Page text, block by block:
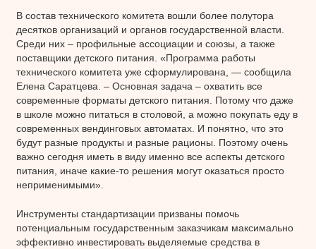
В состав технического комитета вошли более полутора
десятков организаций и органов государственной власти.
Среди них – профильные ассоциации и союзы, а также
поставщики детского питания. «Программа работы
технического комитета уже сформулирована, — сообщила
Елена Саратцева. – Основная задача – охватить все
современные форматы детского питания. Потому что даже
в школе можно питаться в столовой, а можно покупать еду в
современных вендинговых автоматах. И понятно, что это
будут разные продукты и разные рационы. Поэтому очень
важно сегодня иметь в виду именно все аспекты детского
питания, иначе какие-то решения могут оказаться просто
неприменимыми».
Инструменты стандартизации призваны помочь
потенциальным государственным заказчикам максимально
эффективно инвестировать выделяемые средства в